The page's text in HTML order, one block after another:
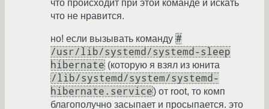
что происходит при этой команде и искать
что не нравится.
но! если вызывать команду #
/usr/lib/systemd/systemd-sleep
hibernate (которую я взял из юнита
/lib/systemd/system/systemd-
hibernate.service) от root, то комп
благополучно засыпает и просыпается. это